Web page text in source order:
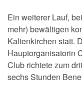
Ein weiterer Lauf,
mehr) bewältigen
Kaltenkirchen statt.
Hauptorganisatorin
Club richtete zum
sechs Stunden